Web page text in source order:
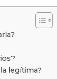
legítima?